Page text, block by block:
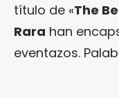
título de «The
Rara han
eventazos.